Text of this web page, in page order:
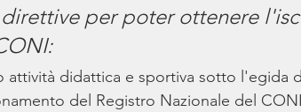
per poter ottenere
attività didattica e sportiva sotto l'egida
del Registro Nazionale del